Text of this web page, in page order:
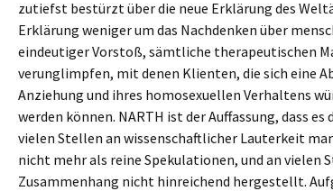
zutiefst bestürzt über die neue Erklärung des
Erklärung weniger um das Nachdenken über
eindeutiger Vorstoß, sämtliche therapeutischen
verunglimpfen, mit denen Klienten, die sich eine
Anziehung und ihres homosexuellen Verhaltens
werden können. NARTH ist der Auffassung, dass
vielen Stellen an wissenschaftlicher Lauterkeit
nicht mehr als reine Spekulationen, und an vielen
Zusammenhang nicht hinreichend hergestellt.